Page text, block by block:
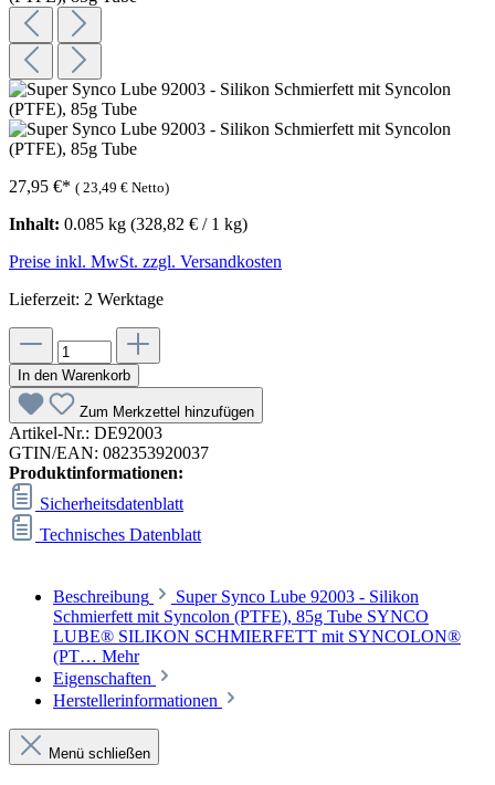
27,95 €* ( 23,49 € Netto)
Inhalt: 0.085 kg (328,82 € / 1 kg)
Preise inkl. MwSt. zzgl. Versandkosten
Lieferzeit: 2 Werktage
In den Warenkorb
Zum Merkzettel hinzufügen
Artikel-Nr.: DE92003
GTIN/EAN: 082353920037
Produktinformationen:
Sicherheitsdatenblatt
Technisches Datenblatt
Beschreibung
Super Synco Lube 92003 - Silikon
Schmierfett mit Syncolon (PTFE), 85g Tube SYNCO
LUBE® SILIKON SCHMIERFETT mit SYNCOLON®
(PT… Mehr
Eigenschaften
Herstellerinformationen
Menü schließen